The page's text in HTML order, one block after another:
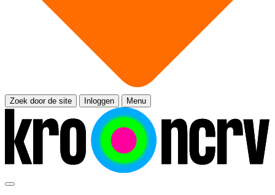
Zoek door de site Inloggen Menu